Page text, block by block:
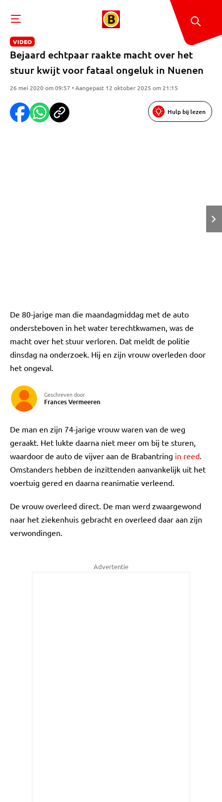
VIDEO
Bejaard echtpaar raakte macht over het
stuur kwijt voor fataal ongeluk in Nuenen
26 mei 2020 om 09:57 • Aangepast 12 oktober 2025 om 21:15
Hulp bij lezen
De 80-jarige man die maandagmiddag met de auto
ondersteboven in het water terechtkwamen, was de
macht over het stuur verloren. Dat meldt de politie
dinsdag na onderzoek. Hij en zijn vrouw overleden door
het ongeval.
Geschreven door
Frances Vermeeren
De man en zijn 74-jarige vrouw waren van de weg
geraakt. Het lukte daarna niet meer om bij te sturen,
waardoor de auto de vijver aan de Brabantring in reed.
Omstanders hebben de inzittenden aanvankelijk uit het
voertuig gered en daarna reanimatie verleend.
De vrouw overleed direct. De man werd zwaargewond
naar het ziekenhuis gebracht en overleed daar aan zijn
verwondingen.
Advertentie